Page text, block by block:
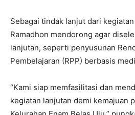
Sebagai tindak lanjut dari
Ramadhon mendorong agar
lanjutan, seperti penyusunan
Pembelajaran (RPP) berbasis
“Kami siap memfasilitasi dan
kegiatan lanjutan demi kemajuan